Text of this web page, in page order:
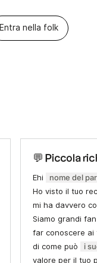
Entra nella folk
💬 Piccola
Ehi nome del
Ho visto il tuo
mi ha davvero
Siamo grandi
far conoscere ai
di come può
i
valore per il tuo